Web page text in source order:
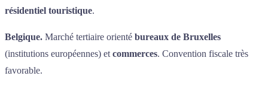
résidentiel touristique.
Belgique. Marché tertiaire orienté bureaux de Bruxelles
(institutions européennes) et commerces. Convention fiscale très
favorable.